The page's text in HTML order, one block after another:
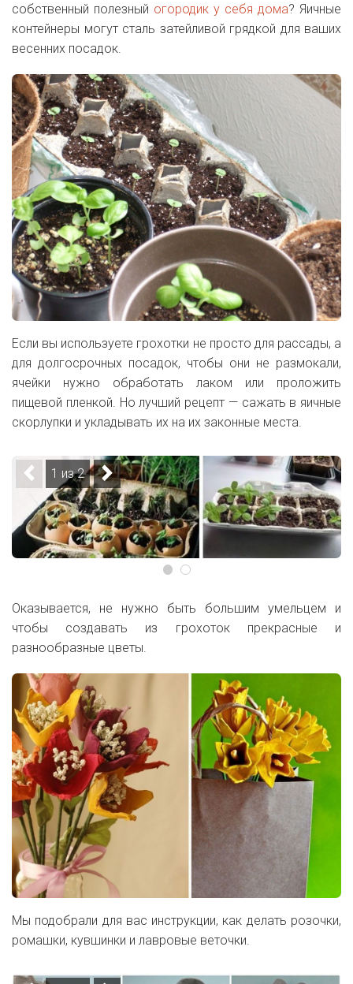
собственный полезный огородик у себя дома? Яичные
контейнеры могут сталь затейливой грядкой для ваших
весенних посадок.
Если вы используете грохотки не просто для рассады, а
для долгосрочных посадок, чтобы они не размокали,
ячейки нужно обработать лаком или проложить
пищевой пленкой. Но лучший рецепт — сажать в яичные
скорлупки и укладывать их на их законные места.
1 из 2
Оказывается, не нужно быть большим умельцем и
чтобы создавать из грохоток прекрасные и
разнообразные цветы.
Мы подобрали для вас инструкции, как делать розочки,
ромашки, кувшинки и лавровые веточки.